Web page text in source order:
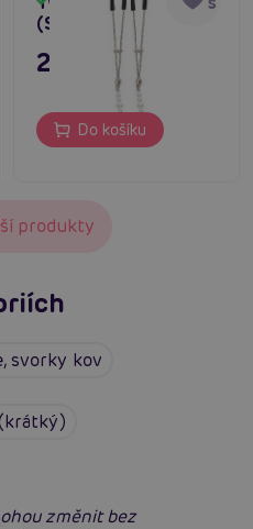
(Silver)
249 Kč
Do košíku
produkty
svorky kov
změnit bez